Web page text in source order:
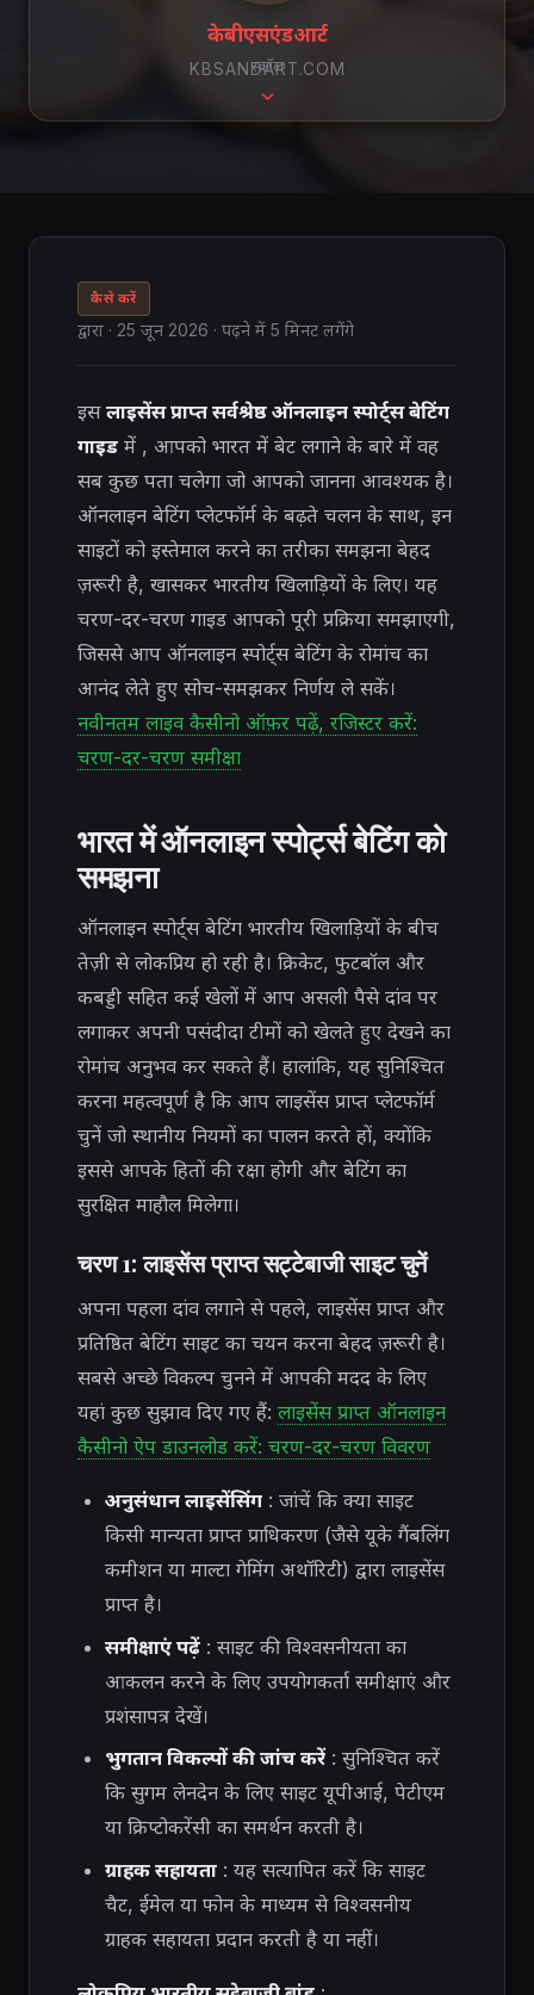
केबीएसएंडआर्ट
KBSANDART.COM
स्क्रॉल
कैसे करें
द्वारा · 25 जून 2026 · पढ़ने में 5 मिनट लगेंगे
इस लाइसेंस प्राप्त सर्वश्रेष्ठ ऑनलाइन स्पोर्ट्स बेटिंग
गाइड में , आपको भारत में बेट लगाने के बारे में वह
सब कुछ पता चलेगा जो आपको जानना आवश्यक है।
ऑनलाइन बेटिंग प्लेटफॉर्म के बढ़ते चलन के साथ, इन
साइटों को इस्तेमाल करने का तरीका समझना बेहद
ज़रूरी है, खासकर भारतीय खिलाड़ियों के लिए। यह
चरण-दर-चरण गाइड आपको पूरी प्रक्रिया समझाएगी,
जिससे आप ऑनलाइन स्पोर्ट्स बेटिंग के रोमांच का
आनंद लेते हुए सोच-समझकर निर्णय ले सकें।
नवीनतम लाइव कैसीनो ऑफ़र पढ़ें, रजिस्टर करें:
चरण-दर-चरण समीक्षा
भारत में ऑनलाइन स्पोर्ट्स बेटिंग को
समझना
ऑनलाइन स्पोर्ट्स बेटिंग भारतीय खिलाड़ियों के बीच
तेज़ी से लोकप्रिय हो रही है। क्रिकेट, फुटबॉल और
कबड्डी सहित कई खेलों में आप असली पैसे दांव पर
लगाकर अपनी पसंदीदा टीमों को खेलते हुए देखने का
रोमांच अनुभव कर सकते हैं। हालांकि, यह सुनिश्चित
करना महत्वपूर्ण है कि आप लाइसेंस प्राप्त प्लेटफॉर्म
चुनें जो स्थानीय नियमों का पालन करते हों, क्योंकि
इससे आपके हितों की रक्षा होगी और बेटिंग का
सुरक्षित माहौल मिलेगा।
चरण 1: लाइसेंस प्राप्त सट्टेबाजी साइट चुनें
अपना पहला दांव लगाने से पहले, लाइसेंस प्राप्त और
प्रतिष्ठित बेटिंग साइट का चयन करना बेहद ज़रूरी है।
सबसे अच्छे विकल्प चुनने में आपकी मदद के लिए
यहां कुछ सुझाव दिए गए हैं: लाइसेंस प्राप्त ऑनलाइन
कैसीनो ऐप डाउनलोड करें: चरण-दर-चरण विवरण
अनुसंधान लाइसेंसिंग: जांचें कि क्या साइट
किसी मान्यता प्राप्त प्राधिकरण (जैसे यूके गैंबलिंग
कमीशन या माल्टा गेमिंग अथॉरिटी) द्वारा लाइसेंस
प्राप्त है।
समीक्षाएं पढ़ें: साइट की विश्वसनीयता का
आकलन करने के लिए उपयोगकर्ता समीक्षाएं और
प्रशंसापत्र देखें।
भुगतान विकल्पों की जांच करें: सुनिश्चित करें
कि सुगम लेनदेन के लिए साइट यूपीआई, पेटीएम
या क्रिप्टोकरेंसी का समर्थन करती है।
ग्राहक सहायता: यह सत्यापित करें कि साइट
चैट, ईमेल या फोन के माध्यम से विश्वसनीय
ग्राहक सहायता प्रदान करती है या नहीं।